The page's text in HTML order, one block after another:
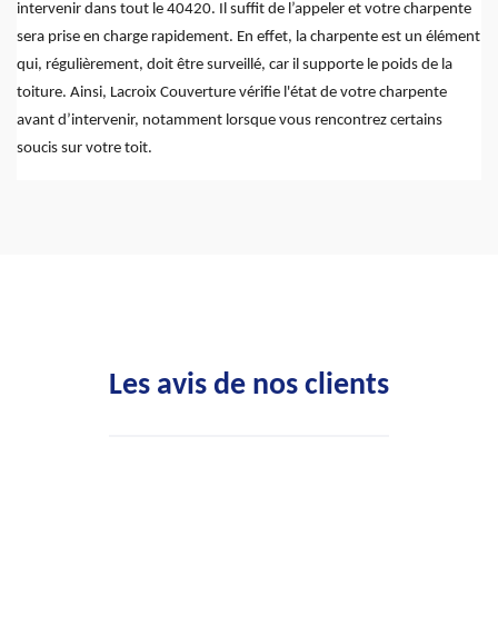
intervenir dans tout le 40420. Il suffit de l’appeler et votre charpente
sera prise en charge rapidement. En effet, la charpente est un élément
qui, régulièrement, doit être surveillé, car il supporte le poids de la
toiture. Ainsi, Lacroix Couverture vérifie l'état de votre charpente
avant d’intervenir, notamment lorsque vous rencontrez certains
soucis sur votre toit.
Les avis de nos clients